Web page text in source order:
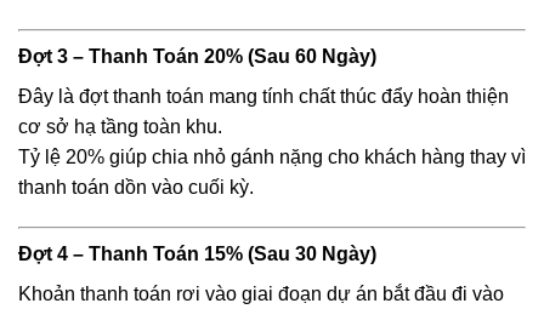
Đợt 3 – Thanh Toán 20% (Sau 60 Ngày)
Đây là đợt thanh toán mang tính chất thúc đẩy hoàn thiện
cơ sở hạ tầng toàn khu.
Tỷ lệ 20% giúp chia nhỏ gánh nặng cho khách hàng thay vì
thanh toán dồn vào cuối kỳ.
Đợt 4 – Thanh Toán 15% (Sau 30 Ngày)
Khoản thanh toán rơi vào giai đoạn dự án bắt đầu đi vào